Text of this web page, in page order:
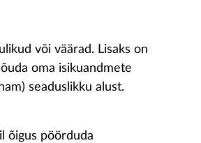
või väärad. Lisaks on
oma isikuandmete
seaduslikku alust.
õigus pöörduda